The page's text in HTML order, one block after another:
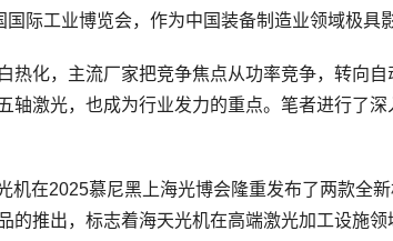
国际工业博览会，作为中国装备制造业领域极具
化，主流厂家把竞争焦点从功率竞争，转向自
轴激光，也成为行业发力的重点。笔者进行了
在2025慕尼黑上海光博会隆重发布了两款全
的推出，标志着海天光机在高端激光加工设施